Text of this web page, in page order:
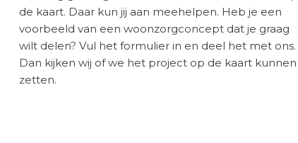
de kaart. Daar kun jij aan meehelpen. Heb je een
voorbeeld van een woonzorgconcept dat je graag
wilt delen? Vul het formulier in en deel het met ons.
Dan kijken wij of we het project op de kaart kunnen
zetten.